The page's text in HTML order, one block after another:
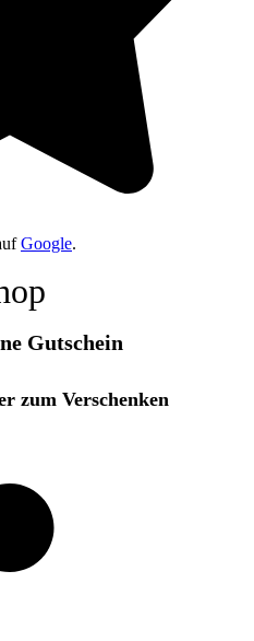
Google.
Gutschein
zum Verschenken